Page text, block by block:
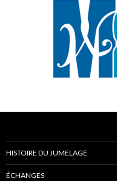
HISTOIRE DU JUMELAGE
ÉCHANGES